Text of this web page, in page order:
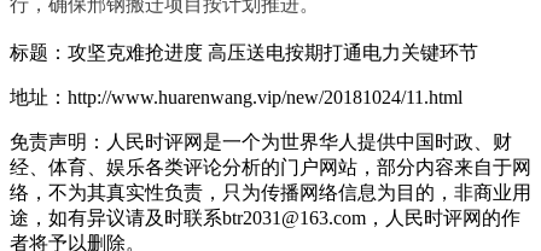
标题：攻坚克难抢进度 高压送电按期打通电力关键环节
地址：http://www.huarenwang.vip/new/20181024/11.html
免责声明：人民时评网是一个为世界华人提供中国时政、财
经、体育、娱乐各类评论分析的门户网站，部分内容来自于网
络，不为其真实性负责，只为传播网络信息为目的，非商业用
途，如有异议请及时联系btr2031@163.com，人民时评网的作
者将予以删除。